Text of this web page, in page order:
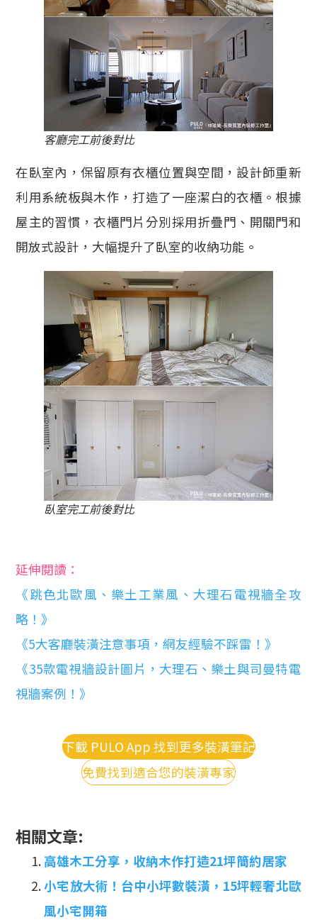
客廳完工前後對比
在臥室內，保留原有衣櫃位置與空間，設計師重新
利用系統板與木作，打造了一座潔白的衣櫃。根據
屋主的習慣，衣櫃門片分別採用折疊門、開關門和
開放式設計，大幅提升了臥室的收納功能。
臥室完工前後對比
延伸閱讀：
《跳色北歐風、樂土工業風、大理石電視牆全攻
略！》
《5大客廳裝潢注意事項，網友經驗不踩雷！》
《35款電視牆設計圖片，大理石、樂土與司曼特電
視牆案例！》
下載 PULO App 找到更多裝潢筆記
免費找到適合您的裝潢專家
相關文章:
高雄木工分享，收納木作打造21坪簡約居家
小宅放大術！台中小坪數裝潢，15坪輕奢北歐
風小宅開箱